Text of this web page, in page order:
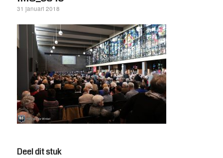
31 januari 2018
Deel dit stuk